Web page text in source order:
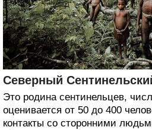
Северный
Это родина сентинельцев,
оценивается от 50 до 400
контакты со сторонними